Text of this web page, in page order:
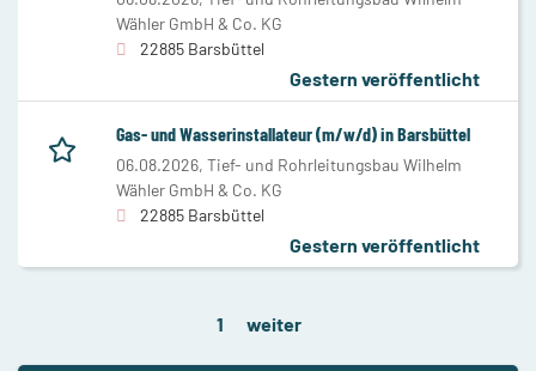
Wähler GmbH & Co. KG
22885 Barsbüttel
Gestern veröffentlicht
Gas- und Wasserinstallateur (m/w/d) in Barsbüttel
06.08.2026, Tief- und Rohrleitungsbau Wilhelm
Wähler GmbH & Co. KG
22885 Barsbüttel
Gestern veröffentlicht
1 weiter